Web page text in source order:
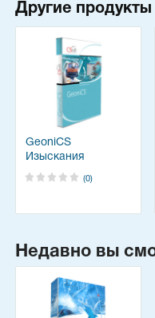
Другие продукты
GeoniCS
Изыскания
(0)
Недавно вы